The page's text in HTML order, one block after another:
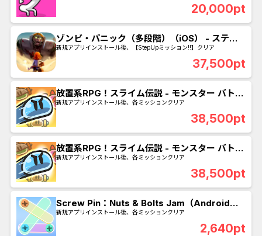
20,000pt
ゾンビ・パニック（多段階）（iOS） - ステー
ジ60クリア
新規アプリインストール後、【StepUpミッション!!】クリア
37,500pt
放置系RPG！スライム伝説 - モンスター バトル
（iOS）マルチミッション
新規アプリインストール後、各ミッションクリア
38,500pt
放置系RPG！スライム伝説 - モンスター バトル
（Android）マルチミッション
新規アプリインストール後、各ミッションクリア
38,500pt
Screw Pin：Nuts & Bolts Jam（Android）
マルチミッション
新規アプリインストール後、各ミッションクリア
2,640pt